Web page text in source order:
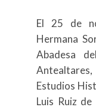
El 25 de
Hermana
Abadesa
Estudios
Luis Ruiz